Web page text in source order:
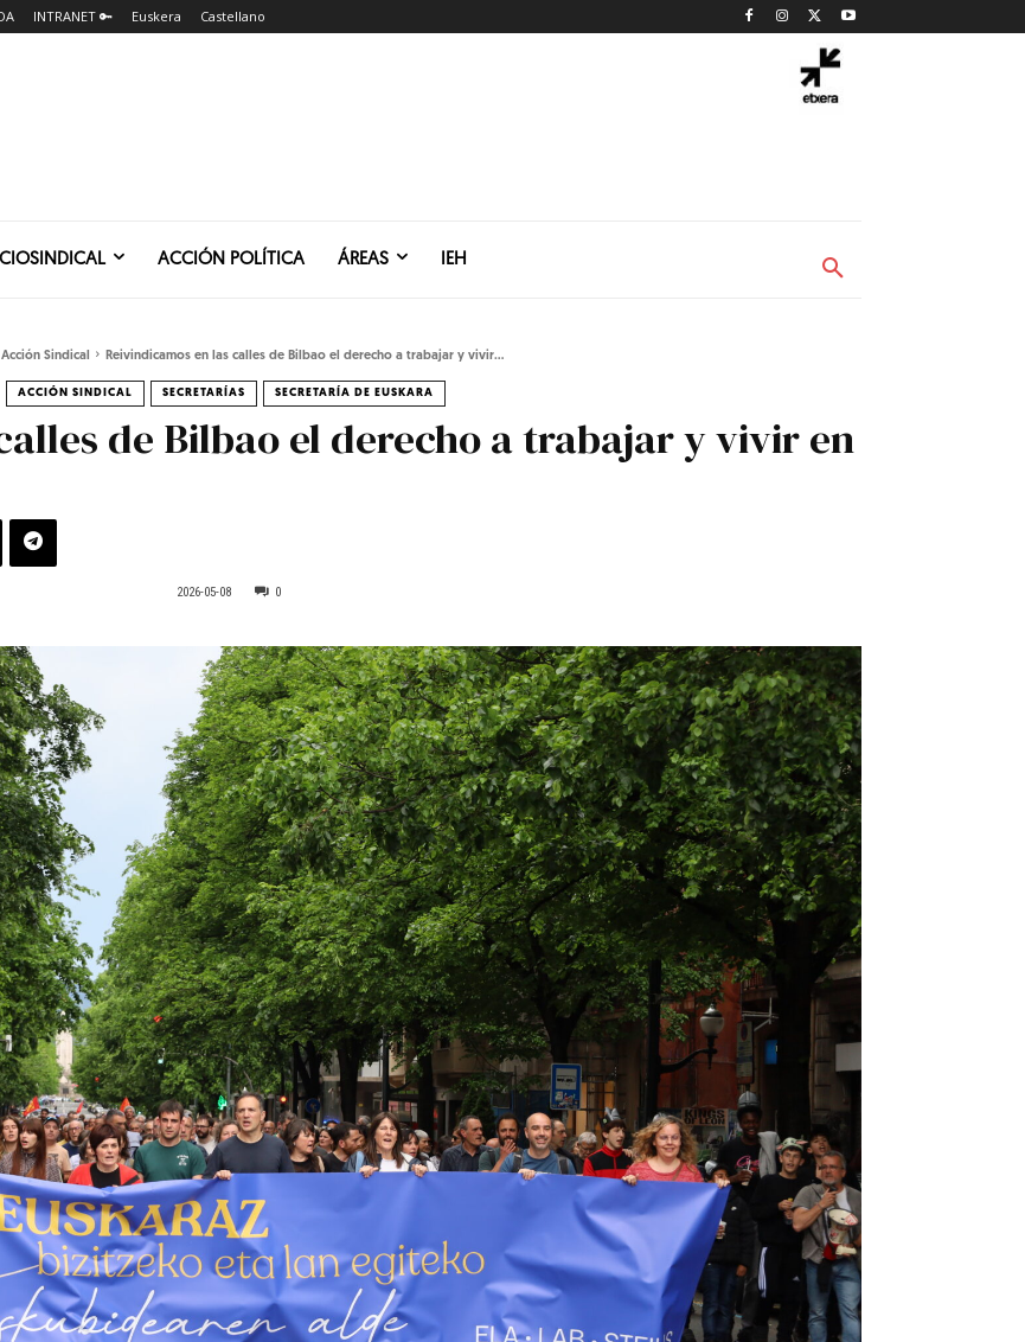
INTRANET 🔑 Euskera Castellano
ACCIÓN POLÍTICA ÁREAS IEH
Acción Sindical Reivindicamos en las calles de Bilbao el derecho a trabajar y vivir...
ACCIÓN SINDICAL SECRETARÍAS SECRETARÍA DE EUSKARA
de Bilbao el derecho a trabajar y vivir en
2026-05-08 0